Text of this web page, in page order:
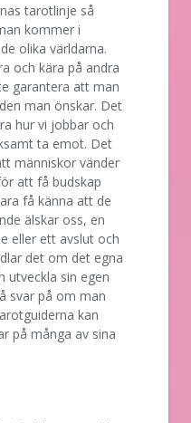
tarotlinje så
kommer i
olika världarna.
och kära på andra
garantera att man
man önskar. Det
hur vi jobbar och
ta emot. Det
människor vänder
att få budskap
få känna att de
älskar oss, en
eller ett avslut och
det om det egna
utveckla sin egen
svar på om man
kan
på många av sina